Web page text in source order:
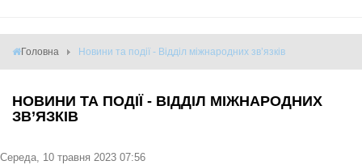
Головна Новини та події - Відділ міжнародних зв’язків
НОВИНИ ТА ПОДІЇ - ВІДДІЛ МІЖНАРОДНИХ
ЗВ’ЯЗКІВ
Середа, 10 травня 2023 07:56